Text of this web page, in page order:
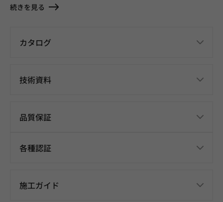
続きを見る
カタログ
技術資料
品質保証
各種認証
施工ガイド